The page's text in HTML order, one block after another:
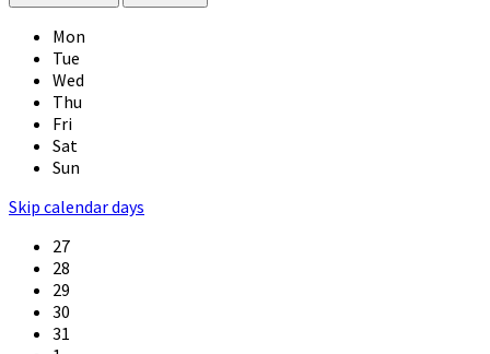
Mon
Tue
Wed
Thu
Fri
Sat
Sun
Skip calendar days
27
28
29
30
31